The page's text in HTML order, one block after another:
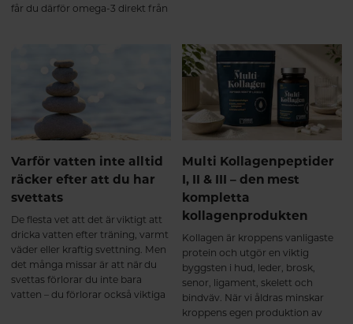
hydrolyserade kollagenpeptider.
Det innebär att kollagenet redan
brutits ner till mindre peptider
som tas upp effektivt i
tunntarmen. Efter upptaget
transporteras kollagenpeptiderna
via blodet till olika vävnader i
av dessa bioaktiva peptider inte
bara fungerar som byggstenar,
utan även kan fungera som
signalmolekyler som stimulerar
kollagenomsättning i bindväven².
Ett multikollagen innehåller
kollagenpeptider från flera
naturliga källor och
kollagentyper. När peptiderna
tagits upp används de där
får du därför omega-3 direkt från
triglyceridformen.
Varför vatten inte alltid
räcker efter att du har
svettats
De flesta vet att det är viktigt att
dricka vatten efter träning, varmt
väder eller kraftig svettning. Men
det många missar är att när du
svettas förlorar du inte bara
vatten – du förlorar också viktiga
Multi Kollagenpeptider
I, II & III – den mest
kompletta
kollagenprodukten
Kollagen är kroppens vanligaste
protein och utgör en viktig
byggsten i hud, leder, brosk,
senor, ligament, skelett och
bindväv. När vi åldras minskar
kroppens egen produktion av